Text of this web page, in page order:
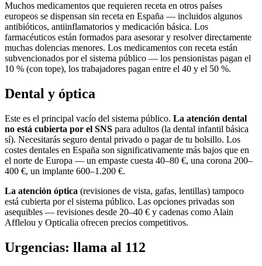
Muchos medicamentos que requieren receta en otros países
europeos se dispensan sin receta en España — incluidos algunos
antibióticos, antiinflamatorios y medicación básica. Los
farmacéuticos están formados para asesorar y resolver directamente
muchas dolencias menores. Los medicamentos con receta están
subvencionados por el sistema público — los pensionistas pagan el
10 % (con tope), los trabajadores pagan entre el 40 y el 50 %.
Dental y óptica
Este es el principal vacío del sistema público. La atención dental
no está cubierta por el SNS para adultos (la dental infantil básica
sí). Necesitarás seguro dental privado o pagar de tu bolsillo. Los
costes dentales en España son significativamente más bajos que en
el norte de Europa — un empaste cuesta 40–80 €, una corona 200–
400 €, un implante 600–1.200 €.
La atención óptica (revisiones de vista, gafas, lentillas) tampoco
está cubierta por el sistema público. Las opciones privadas son
asequibles — revisiones desde 20–40 € y cadenas como Alain
Afflelou y Opticalia ofrecen precios competitivos.
Urgencias: llama al 112